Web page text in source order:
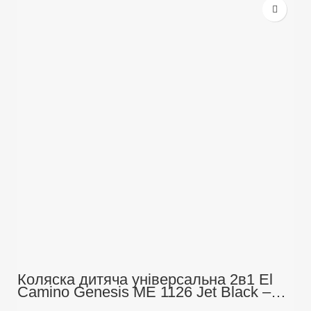
Коляска дитяча універсальна 2в1 El
Camino Genesis ME 1126 Jet Black –